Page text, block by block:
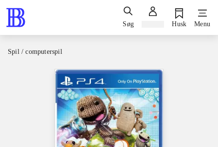
Søg Husk Menu
Spil / computerspil